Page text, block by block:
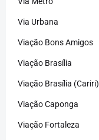
Via Urbana
Viação Bons Amigos
Viação Brasília
Viação Brasília (Cariri)
Viação Caponga
Viação Fortaleza